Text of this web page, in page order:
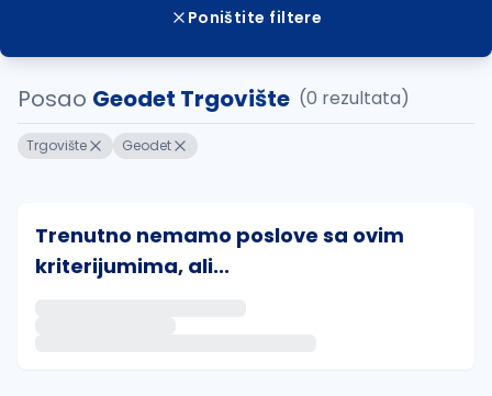
Poništite filtere
Posao Geodet Trgovište (0 rezultata)
Trgovište Geodet
Trenutno nemamo poslove sa ovim
kriterijumima, ali...